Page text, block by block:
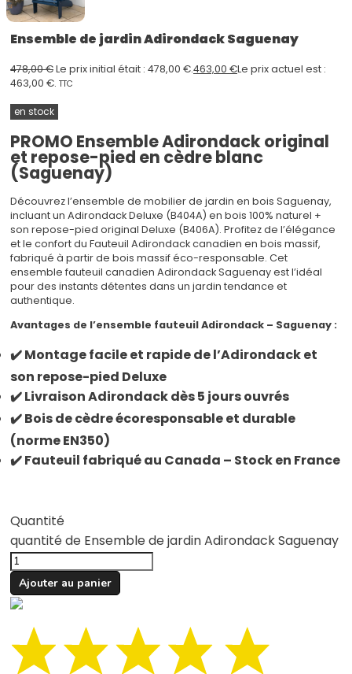
Ensemble de jardin Adirondack Saguenay
478,00€Le prix initial était : 478,00 €.463,00 €Le prix actuel est :
463,00 €. TTC
en stock
PROMO Ensemble Adirondack original
et repose-pied en cèdre blanc
(Saguenay)
Découvrez l’ensemble de mobilier de jardin en bois Saguenay,
incluant un Adirondack Deluxe (B404A) en bois 100% naturel +
son repose-pied original Deluxe (B406A). Profitez de l’élégance
et le confort du Fauteuil Adirondack canadien en bois massif,
fabriqué à partir de bois massif éco-responsable. Cet
ensemble fauteuil canadien Adirondack Saguenay est l’idéal
pour des instants détentes dans un jardin tendance et
authentique.
Avantages de l’ensemble fauteuil Adirondack – Saguenay :
✔️ Montage facile et rapide de l’Adirondack et
son repose-pied Deluxe
✔️ Livraison Adirondack dès 5 jours ouvrés
✔️ Bois de cèdre écoresponsable et durable
(norme EN350)
✔️ Fauteuil fabriqué au Canada – Stock en France
Quantité
quantité de Ensemble de jardin Adirondack Saguenay
Ajouter au panier